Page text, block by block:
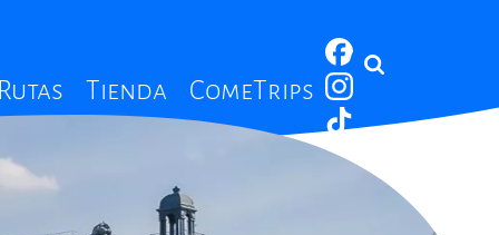
Tienda ComeTrips